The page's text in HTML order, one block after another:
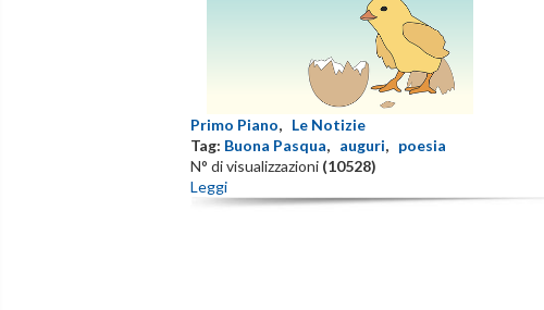
Primo Piano, Le Notizie
Tag: Buona Pasqua, auguri, poesia
N° di visualizzazioni (10528)
Leggi